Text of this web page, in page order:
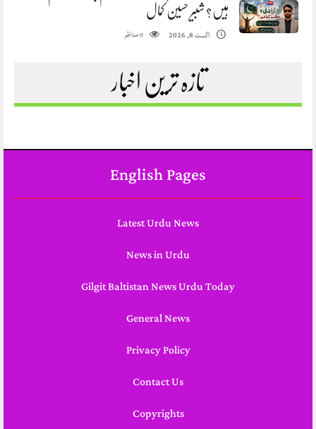
ہیں؟ شبیر حسین کمال
اگست 8, 2026 0مناظر
تازہ ترین اخبار
English Pages
Latest Urdu News
News in Urdu
Gilgit Baltistan News Urdu Today
General News
Privacy Policy
Contact Us
Copyrights